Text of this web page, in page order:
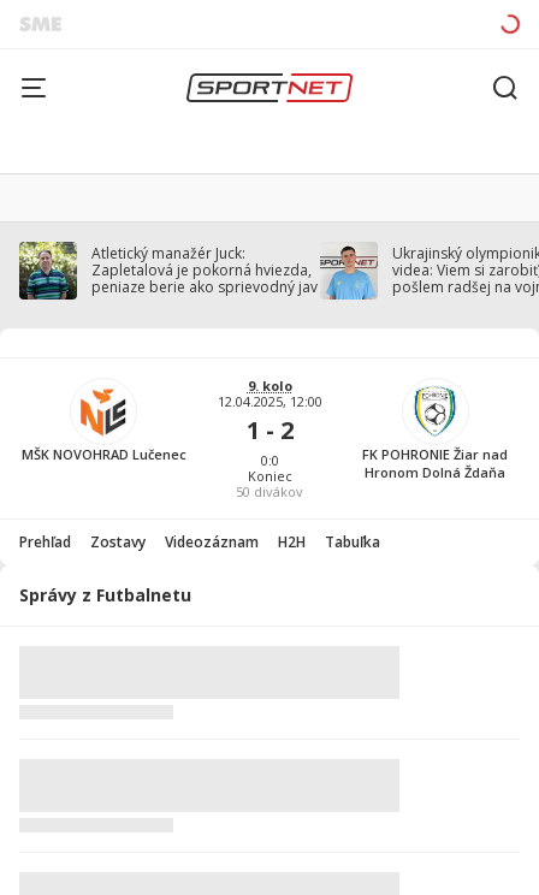
Atletický manažér Juck:
Zapletalová je pokorná hviezda,
peniaze berie ako sprievodný jav
Ukrajinský
videa: Viem si
pošlem radšej na
MŠK NOVOHRAD Lučenec
9. kolo
12.04.2025, 12:00
1 - 2
0:0
Koniec
50 divákov
FK POHRONIE Žiar nad
Hronom Dolná Ždaňa
Prehľad Zostavy Videozáznam H2H Tabuľka
Správy z Futbalnetu